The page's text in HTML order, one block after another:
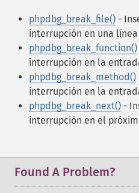
phpdbg_break_file() -
interrupción en una
phpdbg_break_function()
interrupción en la
phpdbg_break_method()
interrupción en la
phpdbg_break_next() -
interrupción en el
Found A Problem?